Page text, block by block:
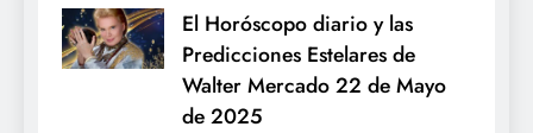
El Horóscopo diario y las
Predicciones Estelares de
Walter Mercado 22 de Mayo
de 2025